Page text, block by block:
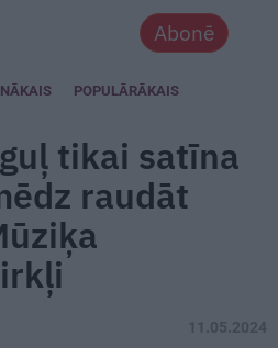
Abonē
POPULĀRĀKAIS
tikai satīna
raudāt
11.05.2024